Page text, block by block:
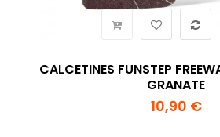
CALCETINES FUNSTEP
GRANATE
10,90 €